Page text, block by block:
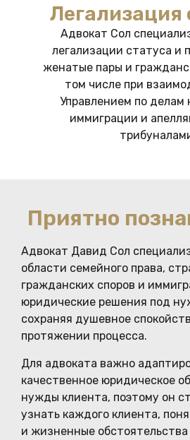
Легализация
Адвокат Сол
легализации статуса и
женатые пары и
том числе при
Управлением по делам
иммиграции и
Приятно
Адвокат Давид Сол
области семейного права,
гражданских споров и
юридические решения под
сохраняя душевное
протяжении процесса.
Для адвоката важно
качественное юридическое
нужды клиента, поэтому он
узнать каждого клиента,
и жизненные